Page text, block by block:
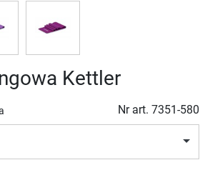
Kettler
Nr art. 7351-580